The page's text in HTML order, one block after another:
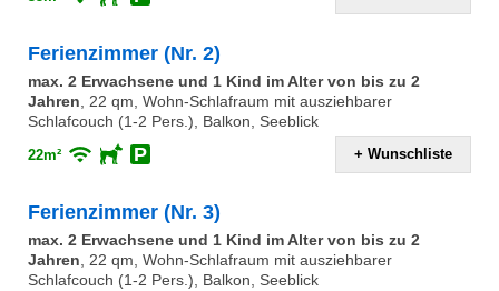
Ferienzimmer (Nr. 2)
max. 2 Erwachsene und 1 Kind im Alter von bis zu 2
Jahren, 22 qm, Wohn-Schlafraum mit ausziehbarer
Schlafcouch (1-2 Pers.), Balkon, Seeblick
22m² + Wunschliste
Ferienzimmer (Nr. 3)
max. 2 Erwachsene und 1 Kind im Alter von bis zu 2
Jahren, 22 qm, Wohn-Schlafraum mit ausziehbarer
Schlafcouch (1-2 Pers.), Balkon, Seeblick